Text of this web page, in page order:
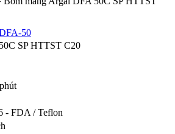
SP HTTST C20
- FDA / Teflon